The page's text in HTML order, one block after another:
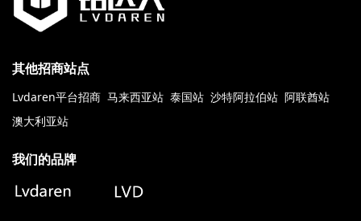
其他招商站点
Lvdaren平台招商 马来西亚站 泰国站 沙特阿拉伯站 阿联酋站
澳大利亚站
我们的品牌